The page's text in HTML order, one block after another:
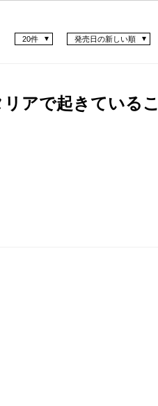
発売日の新しい順
20件
アで起きているこ